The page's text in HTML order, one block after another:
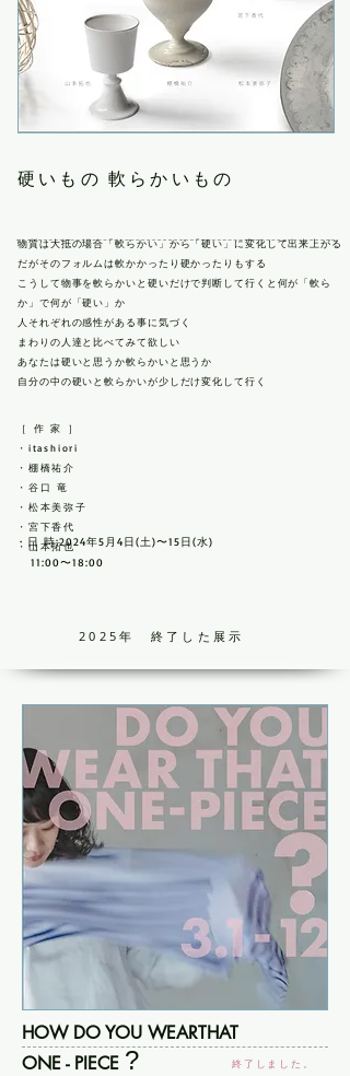
・日 時:2024年5月4日(土)〜15日(水)
11:00〜18:00
物質は大抵の場合「軟らかい」から「硬い」に変化して出来上がる
だがそのフォルムは軟かかったり硬かったりもする
こうして物事を軟らかいと硬いだけで判断して行くと何が「軟ら
か」で何が「硬い」か
人それぞれの感性がある事に気づく
まわりの人達と比べてみて欲しい
あなたは硬いと思うか軟らかいと思うか
自分の中の硬いと軟らかいが少しだけ変化して行く
硬いもの 軟らかいもの
［ 作 家 ］
・itashiori
・棚橋祐介
・谷口 竜
・松本美弥子
・宮下香代
​・山本拓也
2025年 終了した展示
終了しました。
HOW DO YOU WEARTHAT
ONE - PIECE ?